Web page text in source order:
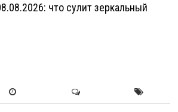
что сулит зеркальный